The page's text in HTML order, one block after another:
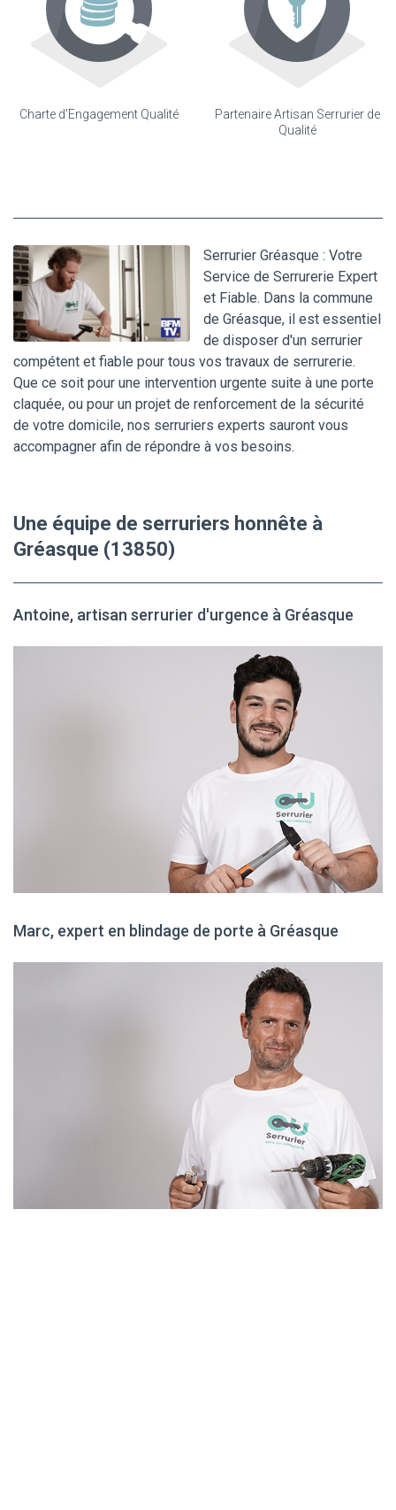
Charte d'Engagement Qualité
Partenaire Artisan Serrurier de
Qualité
Serrurier Gréasque : Votre
Service de Serrurerie Expert
et Fiable. Dans la commune
de Gréasque, il est essentiel
de disposer d'un serrurier
compétent et fiable pour tous vos travaux de serrurerie.
Que ce soit pour une intervention urgente suite à une porte
claquée, ou pour un projet de renforcement de la sécurité
de votre domicile, nos serruriers experts sauront vous
accompagner afin de répondre à vos besoins.
Une équipe de serruriers honnête à
Gréasque (13850)
Antoine, artisan serrurier d'urgence à Gréasque
Marc, expert en blindage de porte à Gréasque